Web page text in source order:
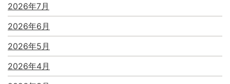
2026年7月
2026年6月
2026年5月
2026年4月